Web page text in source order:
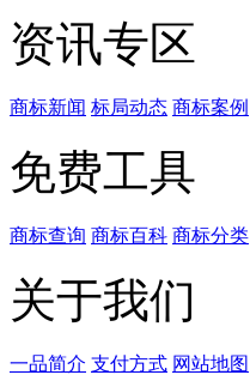
资讯专区
商标新闻 标局动态 商标案例
免费工具
商标查询 商标百科 商标分类
关于我们
一品简介 支付方式 网站地图